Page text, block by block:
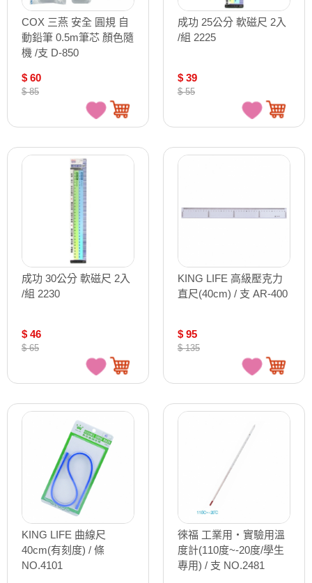
COX 三燕 安全 圓規 自
動鉛筆 0.5m筆芯 顏色隨
機 /支 D-850
$ 60
$ 85
成功 25公分 軟磁尺 2入
/組 2225
$ 39
$ 55
成功 30公分 軟磁尺 2入
/組 2230
$ 46
$ 65
KING LIFE 高級壓克力
直尺(40cm) / 支 AR-400
$ 95
$ 135
KING LIFE 曲線尺
40cm(有刻度) / 條
NO.4101
徠福 工業用‧實驗用溫
度計(110度~-20度/學生
專用) / 支 NO.2481